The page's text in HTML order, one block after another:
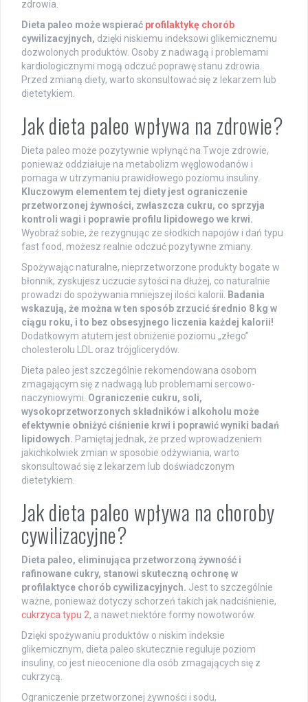
zdrowia.
Dieta paleo może wspierać profilaktykę chorób
cywilizacyjnych, dzięki niskiemu indeksowi glikemicznemu
dozwolonych produktów. Osoby z nadwagą i problemami
kardiologicznymi mogą odczuć poprawę stanu zdrowia.
Przed zmianą diety, warto skonsultować się z lekarzem lub
dietetykiem.
Jak dieta paleo wpływa na zdrowie?
Dieta paleo może pozytywnie wpłynąć na Twoje zdrowie,
ponieważ oddziałuje na metabolizm węglowodanów i
pomaga w utrzymaniu prawidłowego poziomu insuliny.
Kluczowym elementem tej diety jest ograniczenie
przetworzonej żywności, zwłaszcza cukru, co sprzyja
kontroli wagi i poprawie profilu lipidowego we krwi.
Wyobraź sobie, że rezygnując ze słodkich napojów i dań typu
fast food, możesz realnie odczuć pozytywne zmiany.
Spożywając naturalne, nieprzetworzone produkty bogate w
błonnik, zyskujesz uczucie sytości na dłużej, co naturalnie
prowadzi do spożywania mniejszej ilości kalorii.
Badania
wskazują, że można w ten sposób zrzucić średnio 8 kg w
ciągu roku, i to bez obsesyjnego liczenia każdej kalorii!
Dodatkowym atutem jest obniżenie poziomu „złego”
cholesterolu LDL oraz trójglicerydów.
Dieta paleo jest szczególnie rekomendowana osobom
zmagającym się z nadwagą lub problemami sercowo-
naczyniowymi. Ograniczenie cukru, soli,
wysokoprzetworzonych składników i alkoholu może
efektywnie obniżyć ciśnienie krwi i poprawić wyniki badań
lipidowych. Pamiętaj jednak, że przed wprowadzeniem
jakichkolwiek zmian w sposobie odżywiania, warto
skonsultować się z lekarzem lub doświadczonym
dietetykiem.
Jak dieta paleo wpływa na choroby
cywilizacyjne?
Dieta paleo, eliminująca przetworzoną żywność i
rafinowane cukry, stanowi skuteczną ochronę w
profilaktyce chorób cywilizacyjnych. Jest to szczególnie
ważne, ponieważ dotyczy schorzeń takich jak nadciśnienie,
cukrzyca typu 2, a nawet niektóre formy nowotworów.
Dzięki spożywaniu produktów o niskim indeksie
glikemicznym, dieta paleo skutecznie reguluje poziom
insuliny, co jest nieocenione dla osób zmagających się z
cukrzycą.
Ograniczenie przetworzonej żywności i sodu,